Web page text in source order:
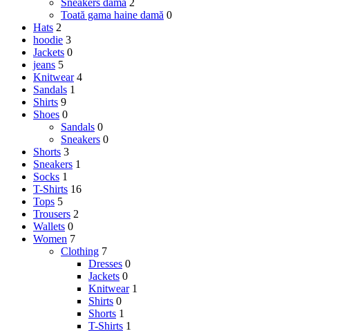
Sneakers damă 2
Toată gama haine damă 0
Hats 2
hoodie 3
Jackets 0
jeans 5
Knitwear 4
Sandals 1
Shirts 9
Shoes 0
Sandals 0
Sneakers 0
Shorts 3
Sneakers 1
Socks 1
T-Shirts 16
Tops 5
Trousers 2
Wallets 0
Women 7
Clothing 7
Dresses 0
Jackets 0
Knitwear 1
Shirts 0
Shorts 1
T-Shirts 1